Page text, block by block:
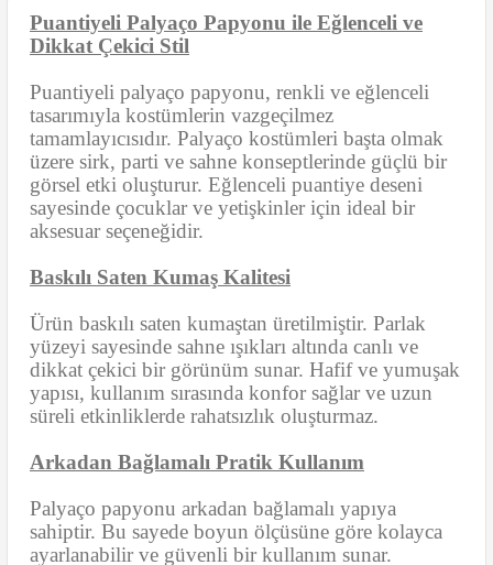
Puantiyeli Palyaço Papyonu ile Eğlenceli ve
Dikkat Çekici Stil
Puantiyeli palyaço papyonu, renkli ve eğlenceli
tasarımıyla kostümlerin vazgeçilmez
tamamlayıcısıdır. Palyaço kostümleri başta olmak
üzere sirk, parti ve sahne konseptlerinde güçlü bir
görsel etki oluşturur. Eğlenceli puantiye deseni
sayesinde çocuklar ve yetişkinler için ideal bir
aksesuar seçeneğidir.
Baskılı Saten Kumaş Kalitesi
Ürün baskılı saten kumaştan üretilmiştir. Parlak
yüzeyi sayesinde sahne ışıkları altında canlı ve
dikkat çekici bir görünüm sunar. Hafif ve yumuşak
yapısı, kullanım sırasında konfor sağlar ve uzun
süreli etkinliklerde rahatsızlık oluşturmaz.
Arkadan Bağlamalı Pratik Kullanım
Palyaço papyonu arkadan bağlamalı yapıya
sahiptir. Bu sayede boyun ölçüsüne göre kolayca
ayarlanabilir ve güvenli bir kullanım sunar.